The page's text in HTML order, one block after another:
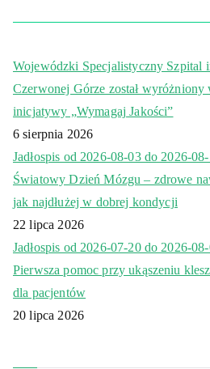
Wojewódzki Specjalistyczny Szpital
Czerwonej Górze został wyróżniony
inicjatywy „Wymagaj Jakości”
6 sierpnia 2026
Jadłospis od 2026-08-03 do 2026-
Światowy Dzień Mózgu – zdrowe
jak najdłużej w dobrej kondycji
22 lipca 2026
Jadłospis od 2026-07-20 do 2026-
Pierwsza pomoc przy ukąszeniu
dla pacjentów
20 lipca 2026